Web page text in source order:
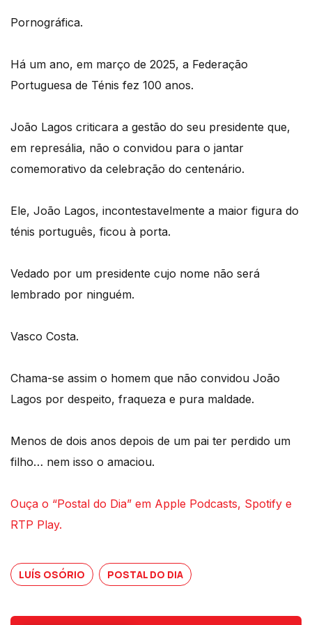
Pornográfica.
Há um ano, em março de 2025, a Federação
Portuguesa de Ténis fez 100 anos.
João Lagos criticara a gestão do seu presidente que,
em represália, não o convidou para o jantar
comemorativo da celebração do centenário.
Ele, João Lagos, incontestavelmente a maior figura do
ténis português, ficou à porta.
Vedado por um presidente cujo nome não será
lembrado por ninguém.
Vasco Costa.
Chama-se assim o homem que não convidou João
Lagos por despeito, fraqueza e pura maldade.
Menos de dois anos depois de um pai ter perdido um
filho… nem isso o amaciou.
Ouça o “Postal do Dia” em Apple Podcasts, Spotify e
RTP Play.
LUÍS OSÓRIO POSTAL DO DIA